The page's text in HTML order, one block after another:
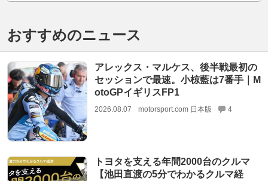
おすすめのニュース
アレックス・マルケス、後半戦最初の
セッションで最速。小椋藍は7番手｜M
otoGPイギリスFP1
2026.08.07 motorsport.com 日本版 4
トヨタを支える年間2000台のクルマ
【池田直渡の5分でわかるクルマ経